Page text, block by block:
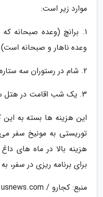
موارد زیر است:
1. برانچ (وعده صبحانه
وعده ناهار و صبحانه
2. شام در رستوران سه ستاره
3. یک شب اقامت در هتل سه ستاره
این هزینه ها بسته به
توریستی به مونیخ سفر
هزینه بالا در ماه های
برای برنامه ریزی در سفر،
منبع: کجارو / besttimetogo.com / travel.usnews.com